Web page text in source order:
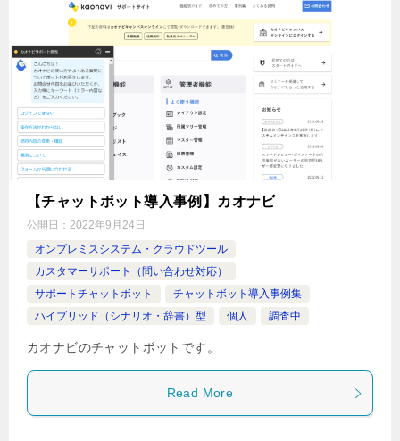
【チャットボット導入事例】カオナビ
公開日： 2022年9月24日
オンプレミスシステム・クラウドツール
カスタマーサポート（問い合わせ対応）
サポートチャットボット
チャットボット導入事例集
ハイブリッド（シナリオ・辞書）型
個人 調査中
カオナビのチャットボットです。
Read More